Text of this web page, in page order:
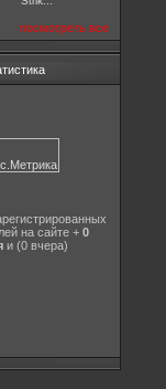
посмотреть все
на сайте + 0
и (0 вчера)